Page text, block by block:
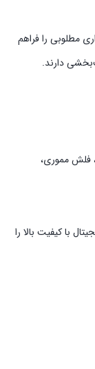
مطلوبی را فراهم
دارند.
فلش مموری،
با کیفیت بالا را